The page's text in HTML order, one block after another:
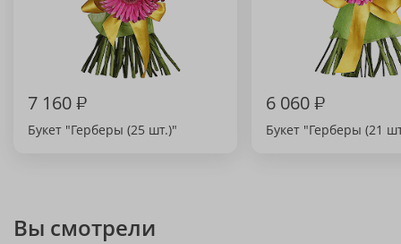
7 160₽
Букет "Герберы (25 шт.)"
6 060₽
Букет "Герберы (21
Вы смотрели